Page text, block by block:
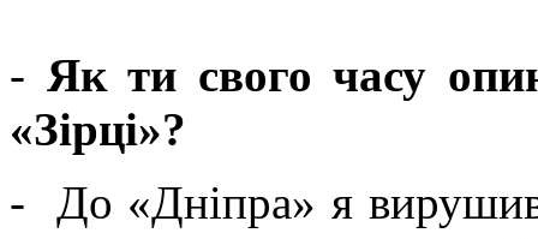
- Як ти свого часу
«Зірці»?
- До «Дніпра» я вирушив